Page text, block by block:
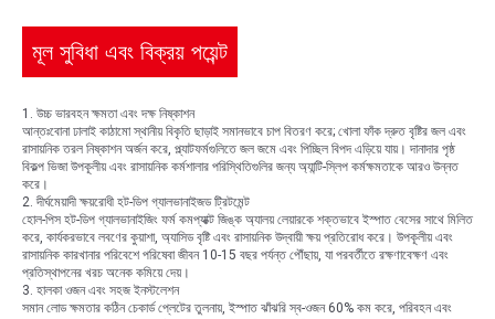
মূল সুবিধা এবং বিক্রয় পয়েন্ট
1. উচ্চ ভারবহন ক্ষমতা এবং দক্ষ নিষ্কাশন
আন্তঃবোনা ঢালাই কাঠামো স্থানীয় বিকৃতি ছাড়াই সমানভাবে চাপ বিতরণ করে; খোলা ফাঁক দ্রুত বৃষ্টির জল এবং
রাসায়নিক তরল নিষ্কাশন অর্জন করে, প্ল্যাটফর্মগুলিতে জল জমে এবং পিচ্ছিল বিপদ এড়িয়ে যায়। দানাদার পৃষ্ঠ
বিকল্প ভিজা উপকূলীয় এবং রাসায়নিক কর্মশালার পরিস্থিতিগুলির জন্য অ্যান্টি-স্লিপ কর্মক্ষমতাকে আরও উন্নত
করে।
2. দীর্ঘমেয়াদী ক্ষয়রোধী হট-ডিপ গ্যালভানাইজড ট্রিটমেন্ট
হোল-পিস হট-ডিপ গ্যালভানাইজিং ফর্ম কমপ্যাক্ট জিঙ্ক অ্যালয় লেয়ারকে শক্তভাবে ইস্পাত বেসের সাথে মিলিত
করে, কার্যকরভাবে লবণের কুয়াশা, অ্যাসিড বৃষ্টি এবং রাসায়নিক উদ্বায়ী ক্ষয় প্রতিরোধ করে। উপকূলীয় এবং
রাসায়নিক কারখানার পরিবেশে পরিষেবা জীবন 10-15 বছর পর্যন্ত পৌঁছায়, যা পরবর্তীতে রক্ষণাবেক্ষণ এবং
প্রতিস্থাপনের খরচ অনেক কমিয়ে দেয়।
3. হালকা ওজন এবং সহজ ইনস্টলেশন
সমান লোড ক্ষমতার কঠিন চেকার্ড প্লেটের তুলনায়, ইস্পাত ঝাঁঝরি স্ব-ওজন 60% কম করে, পরিবহন এবং